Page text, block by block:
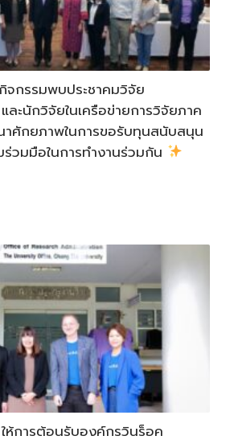
กรรมพบประชาคมวิจัย
ละนักวิจัยในเครือข่ายการวิจัยภาค
ศักยภาพในการขอรับทุนสนับสนุน
วมมือในการทำงานร่วมกัน
ห้การต้อนรับองค์กรวินร็อค